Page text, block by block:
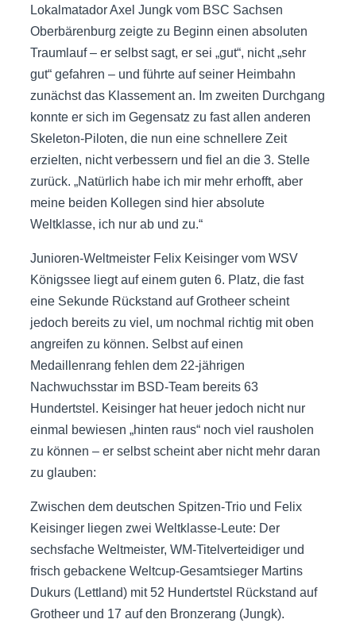
Lokalmatador Axel Jungk vom BSC Sachsen
Oberbärenburg zeigte zu Beginn einen absoluten
Traumlauf – er selbst sagt, er sei „gut“, nicht „sehr
gut“ gefahren – und führte auf seiner Heimbahn
zunächst das Klassement an. Im zweiten Durchgang
konnte er sich im Gegensatz zu fast allen anderen
Skeleton-Piloten, die nun eine schnellere Zeit
erzielten, nicht verbessern und fiel an die 3. Stelle
zurück. „Natürlich habe ich mir mehr erhofft, aber
meine beiden Kollegen sind hier absolute
Weltklasse, ich nur ab und zu.“
Junioren-Weltmeister Felix Keisinger vom WSV
Königssee liegt auf einem guten 6. Platz, die fast
eine Sekunde Rückstand auf Grotheer scheint
jedoch bereits zu viel, um nochmal richtig mit oben
angreifen zu können. Selbst auf einen
Medaillenrang fehlen dem 22-jährigen
Nachwuchsstar im BSD-Team bereits 63
Hundertstel. Keisinger hat heuer jedoch nicht nur
einmal bewiesen „hinten raus“ noch viel rausholen
zu können – er selbst scheint aber nicht mehr daran
zu glauben:
Zwischen dem deutschen Spitzen-Trio und Felix
Keisinger liegen zwei Weltklasse-Leute: Der
sechsfache Weltmeister, WM-Titelverteidiger und
frisch gebackene Weltcup-Gesamtsieger Martins
Dukurs (Lettland) mit 52 Hundertstel Rückstand auf
Grotheer und 17 auf den Bronzerang (Jungk).